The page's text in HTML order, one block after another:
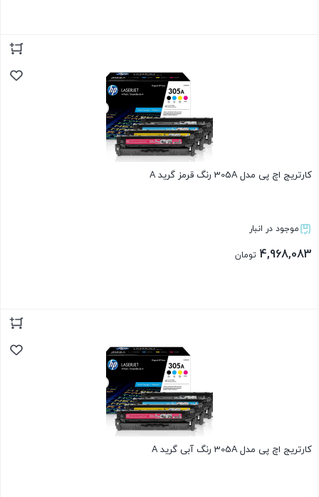
کارتریج اچ پی مدل 305A رنگ قرمز گرید A
موجود در انبار
4,968,083 تومان
کارتریج اچ پی مدل 305A رنگ آبی گرید A